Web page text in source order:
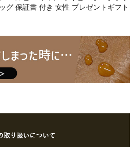
グ 保証書 付き 女性 プレゼントギフト